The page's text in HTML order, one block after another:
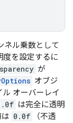
ネル乗数として
度を設定するに
が
オブジ
ル オーバーレイ
は完全に透明
0.0f
（不透